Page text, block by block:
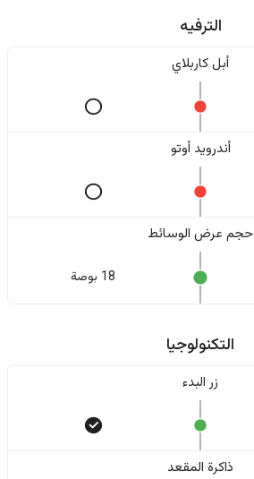
الترفيه
أبل كاربلاي
أندرويد أوتو
حجم عرض الوسائط
18 بوصة
التكنولوجيا
زر البدء
ذاكرة المقعد